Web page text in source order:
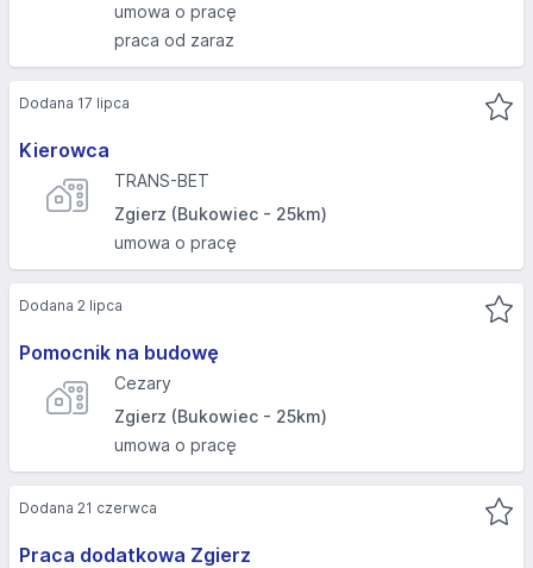
umowa o pracę
praca od zaraz
Kierowca
TRANS-BET
Zgierz (Bukowiec - 25km)
umowa o pracę
Dodana 17 lipca
Pomocnik na budowę
Cezary
Zgierz (Bukowiec - 25km)
umowa o pracę
Dodana 2 lipca
Praca dodatkowa Zgierz
Dodana 21 czerwca